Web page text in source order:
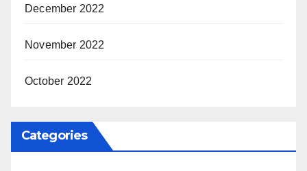
December 2022
November 2022
October 2022
Categories